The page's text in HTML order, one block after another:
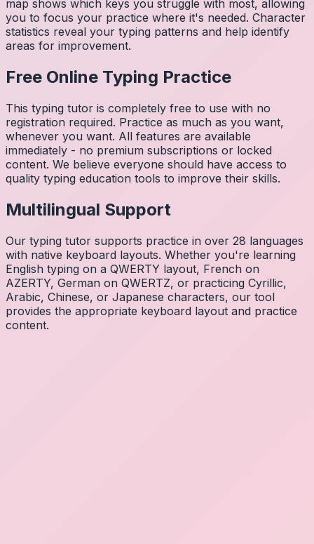
map shows which keys you struggle with most, allowing
you to focus your practice where it's needed. Character
statistics reveal your typing patterns and help identify
areas for improvement.
Free Online Typing Practice
This typing tutor is completely free to use with no
registration required. Practice as much as you want,
whenever you want. All features are available
immediately - no premium subscriptions or locked
content. We believe everyone should have access to
quality typing education tools to improve their skills.
Multilingual Support
Our typing tutor supports practice in over 28 languages
with native keyboard layouts. Whether you're learning
English typing on a QWERTY layout, French on
AZERTY, German on QWERTZ, or practicing Cyrillic,
Arabic, Chinese, or Japanese characters, our tool
provides the appropriate keyboard layout and practice
content.